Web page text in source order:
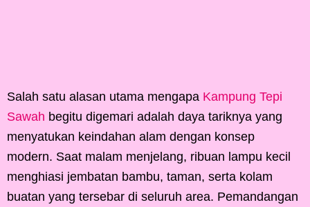
Salah satu alasan utama mengapa Kampung Tepi
Sawah begitu digemari adalah daya tariknya yang
menyatukan keindahan alam dengan konsep
modern. Saat malam menjelang, ribuan lampu kecil
menghiasi jembatan bambu, taman, serta kolam
buatan yang tersebar di seluruh area. Pemandangan